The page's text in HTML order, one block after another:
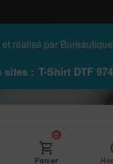
réalisé par
sites : T-Shirt DTF 974
shopping_cart
0
Panier